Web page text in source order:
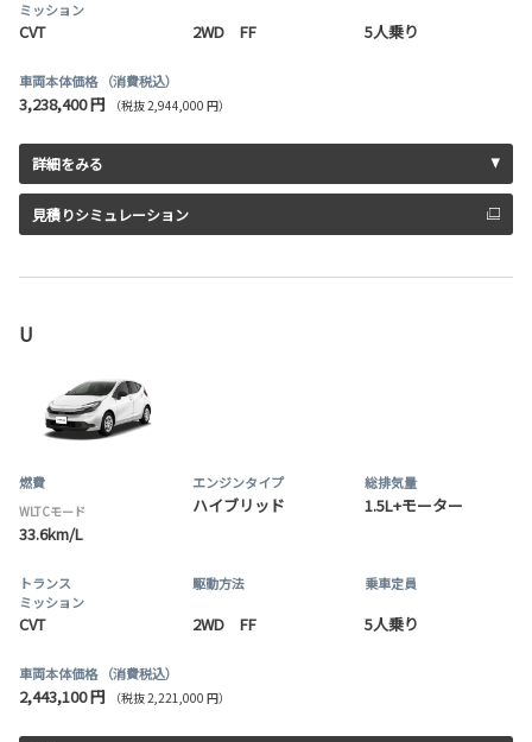
ミッション
CVT 2WD FF 5人乗り
車両本体価格 （消費税込）
3,238,400 円 （税抜 2,944,000 円）
詳細をみる
見積りシミュレーション
U
燃費
WLTCモード
33.6km/L
エンジンタイプ
ハイブリッド
総排気量
1.5L+モーター
トランス
ミッション
CVT
駆動方法
2WD FF
乗車定員
5人乗り
車両本体価格 （消費税込）
2,443,100 円 （税抜 2,221,000 円）